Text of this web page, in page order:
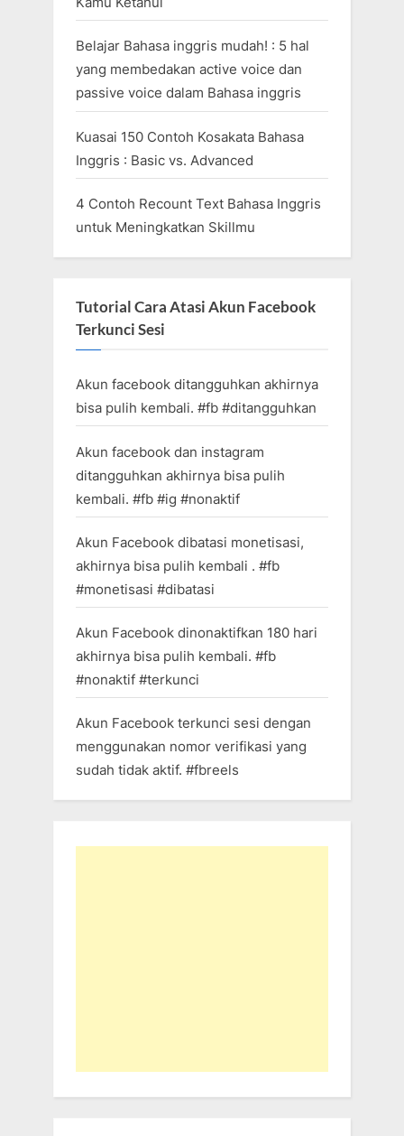
Belajar Bahasa inggris mudah! : 5 hal
yang membedakan active voice dan
passive voice dalam Bahasa inggris
Kuasai 150 Contoh Kosakata Bahasa
Inggris : Basic vs. Advanced
4 Contoh Recount Text Bahasa Inggris
untuk Meningkatkan Skillmu
Tutorial Cara Atasi Akun Facebook
Terkunci Sesi
Akun facebook ditangguhkan akhirnya
bisa pulih kembali. #fb #ditangguhkan
Akun facebook dan instagram
ditangguhkan akhirnya bisa pulih
kembali. #fb #ig #nonaktif
Akun Facebook dibatasi monetisasi,
akhirnya bisa pulih kembali . #fb
#monetisasi #dibatasi
Akun Facebook dinonaktifkan 180 hari
akhirnya bisa pulih kembali. #fb
#nonaktif #terkunci
Akun Facebook terkunci sesi dengan
menggunakan nomor verifikasi yang
sudah tidak aktif. #fbreels